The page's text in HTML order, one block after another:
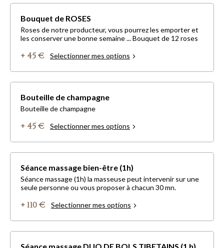
Bouquet de ROSES
Roses de notre producteur, vous pourrez les emporter et
les conserver une bonne semaine ... Bouquet de 12 roses
+ 45 € Selectionner mes options
Bouteille de champagne
Bouteille de champagne
+ 45 € Selectionner mes options
Séance massage bien-être (1h)
Séance massage (1h) la masseuse peut intervenir sur une
seule personne ou vous proposer à chacun 30 mn.
+ 110 € Selectionner mes options